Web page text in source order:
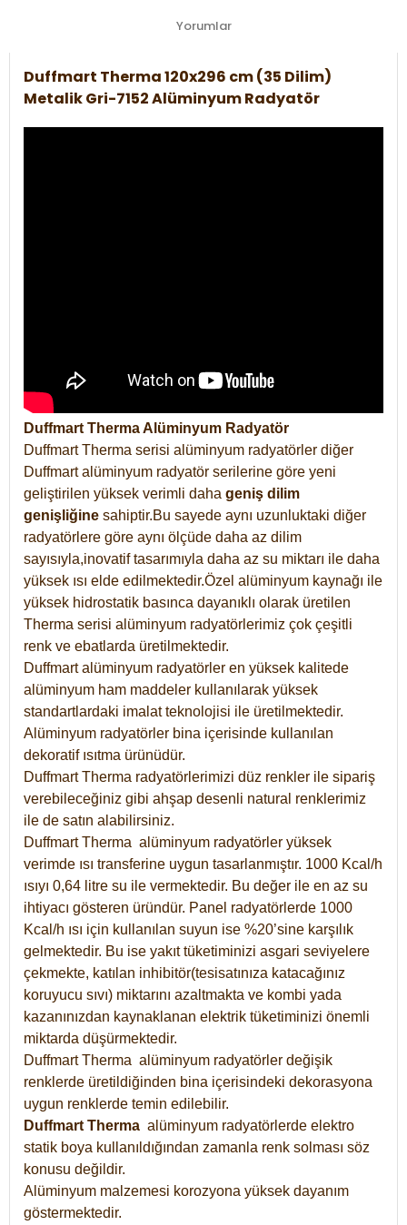
Yorumlar
Duffmart Therma 120x296 cm (35 Dilim)
Metalik Gri-7152 Alüminyum Radyatör
Duffmart Therma Alüminyum Radyatör
Duffmart Therma serisi alüminyum radyatörler diğer
Duffmart alüminyum radyatör serilerine göre yeni
geliştirilen yüksek verimli daha geniş dilim
genişliğine sahiptir.Bu sayede aynı uzunluktaki diğer
radyatörlere göre aynı ölçüde daha az dilim
sayısıyla,inovatif tasarımıyla daha az su miktarı ile daha
yüksek ısı elde edilmektedir.Özel alüminyum kaynağı ile
yüksek hidrostatik basınca dayanıklı olarak üretilen
Therma serisi alüminyum radyatörlerimiz çok çeşitli
renk ve ebatlarda üretilmektedir.
Duffmart alüminyum radyatörler en yüksek kalitede
alüminyum ham maddeler kullanılarak yüksek
standartlardaki imalat teknolojisi ile üretilmektedir.
Alüminyum radyatörler bina içerisinde kullanılan
dekoratif ısıtma ürünüdür.
Duffmart Therma radyatörlerimizi düz renkler ile sipariş
verebileceğiniz gibi ahşap desenli natural renklerimiz
ile de satın alabilirsiniz.
Duffmart Therma alüminyum radyatörler yüksek
verimde ısı transferine uygun tasarlanmıştır. 1000 Kcal/h
ısıyı 0,64 litre su ile vermektedir. Bu değer ile en az su
ihtiyacı gösteren üründür. Panel radyatörlerde 1000
Kcal/h ısı için kullanılan suyun ise %20’sine karşılık
gelmektedir. Bu ise yakıt tüketiminizi asgari seviyelere
çekmekte, katılan inhibitör(tesisatınıza katacağınız
koruyucu sıvı) miktarını azaltmakta ve kombi yada
kazanınızdan kaynaklanan elektrik tüketiminizi önemli
miktarda düşürmektedir.
Duffmart Therma alüminyum radyatörler değişik
renklerde üretildiğinden bina içerisindeki dekorasyona
uygun renklerde temin edilebilir.
Duffmart Therma alüminyum radyatörlerde elektro
statik boya kullanıldığından zamanla renk solması söz
konusu değildir.
Alüminyum malzemesi korozyona yüksek dayanım
göstermektedir.